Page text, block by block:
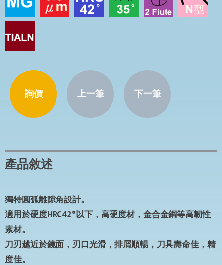
詢價 上一筆 下一筆
產品敘述
獨特圓弧離隙角設計。
適用於硬度HRC42°以下，高硬度材，金合金鋼等高韌性
素材。
刀刃越近於鏡面，刃口光滑，排屑順暢，刀具壽命佳，精
度佳。